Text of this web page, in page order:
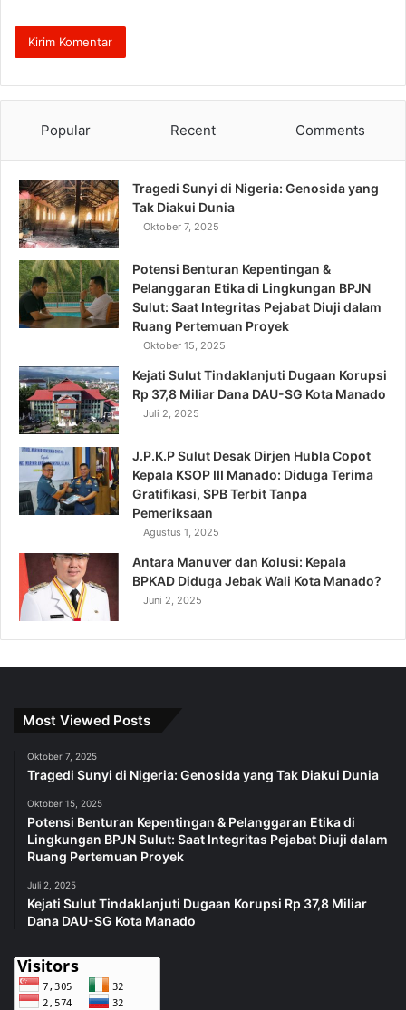
Popular Recent Comments
Tragedi Sunyi di Nigeria: Genosida yang
Tak Diakui Dunia
Oktober 7, 2025
Potensi Benturan Kepentingan &
Pelanggaran Etika di Lingkungan BPJN
Sulut: Saat Integritas Pejabat Diuji dalam
Ruang Pertemuan Proyek
Oktober 15, 2025
Kejati Sulut Tindaklanjuti Dugaan Korupsi
Rp 37,8 Miliar Dana DAU-SG Kota Manado
Juli 2, 2025
J.P.K.P Sulut Desak Dirjen Hubla Copot
Kepala KSOP III Manado: Diduga Terima
Gratifikasi, SPB Terbit Tanpa
Pemeriksaan
Agustus 1, 2025
Antara Manuver dan Kolusi: Kepala
BPKAD Diduga Jebak Wali Kota Manado?
Juni 2, 2025
Most Viewed Posts
Oktober 7, 2025
Tragedi Sunyi di Nigeria: Genosida yang Tak Diakui Dunia
Oktober 15, 2025
Potensi Benturan Kepentingan & Pelanggaran Etika di
Lingkungan BPJN Sulut: Saat Integritas Pejabat Diuji dalam
Ruang Pertemuan Proyek
Juli 2, 2025
Kejati Sulut Tindaklanjuti Dugaan Korupsi Rp 37,8 Miliar
Dana DAU-SG Kota Manado